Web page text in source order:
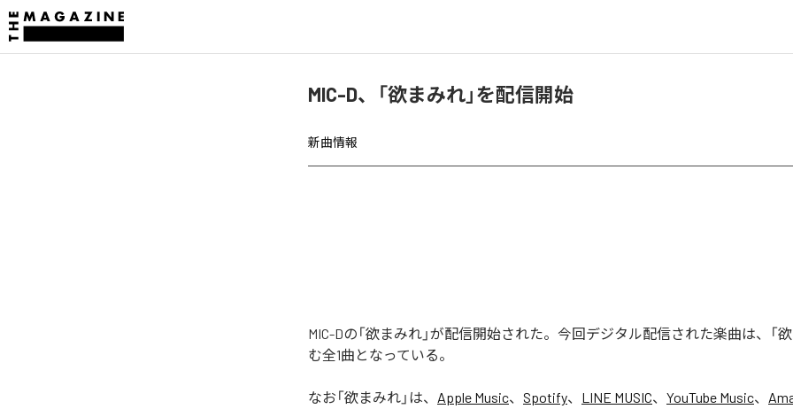
MIC-D、「欲まみれ」を配信開始
新曲情報
MIC-Dの「欲まみれ」が配信開始された。今回デジタル配信された楽曲は、「
む全1曲となっている。
なお「欲まみれ 」は、 Apple Music、 Spotify、 LINE MUSIC、 YouTube Music、